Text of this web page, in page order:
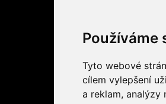
Používáme
Tyto webové
cílem vylepšení
a reklam, analýzy